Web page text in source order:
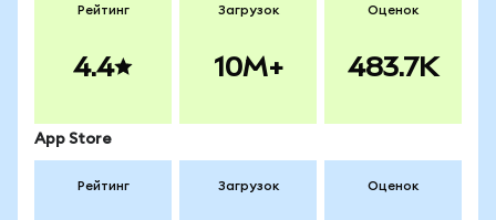
Рейтинг
4.4
Загрузок
10M+
Оценок
483.7K
App Store
Рейтинг Загрузок Оценок